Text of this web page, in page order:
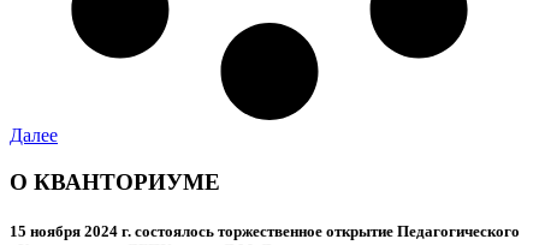
Далее
О КВАНТОРИУМЕ
15 ноября 2024 г. состоялось торжественное открытие Педагогического